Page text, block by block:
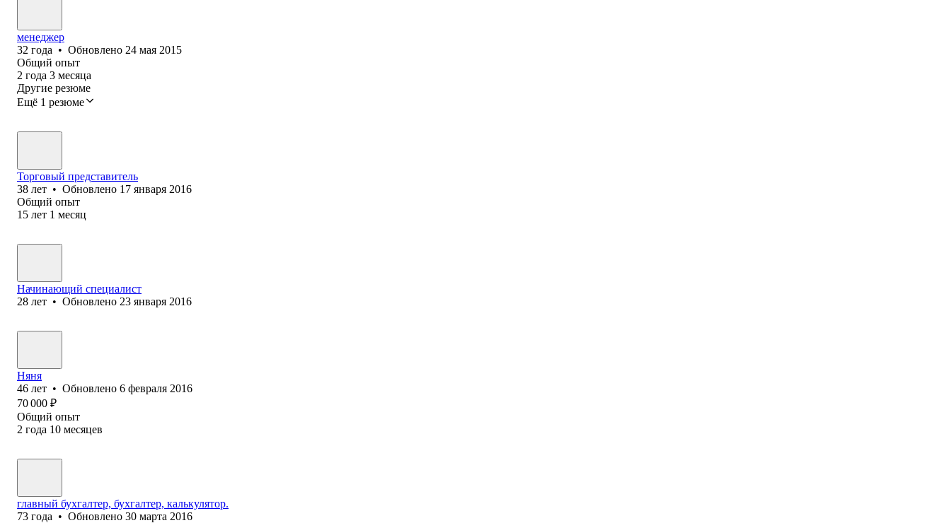
менеджер
32 года • Обновлено 24 мая 2015
Общий опыт
2 года 3 месяца
Другие резюме
Ещё 1 резюме
Торговый представитель
38 лет • Обновлено 17 января 2016
Общий опыт
15 лет 1 месяц
Начинающий специалист
28 лет • Обновлено 23 января 2016
Няня
46 лет • Обновлено 6 февраля 2016
70 000 ₽
Общий опыт
2 года 10 месяцев
главный бухгалтер, бухгалтер, калькулятор.
73 года • Обновлено 30 марта 2016